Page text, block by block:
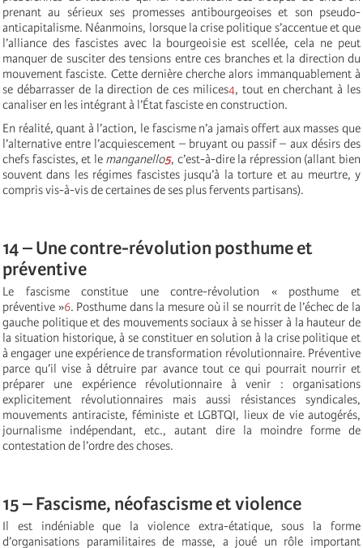
prenant au sérieux ses promesses antibourgeoises et son pseudo-
anticapitalisme. Néanmoins, lorsque la crise politique s’accentue et que
l’alliance des fascistes avec la bourgeoisie est scellée, cela ne peut
manquer de susciter des tensions entre ces branches et la direction du
mouvement fasciste. Cette dernière cherche alors immanquablement à
se débarrasser de la direction de ces milices4, tout en cherchant à les
canaliser en les intégrant à l’État fasciste en construction.
En réalité, quant à l’action, le fascisme n’a jamais offert aux masses que
l’alternative entre l’acquiescement – bruyant ou passif – aux désirs des
chefs fascistes, et le manganello5, c’est-à-dire la répression (allant bien
souvent dans les régimes fascistes jusqu’à la torture et au meurtre, y
compris vis-à-vis de certaines de ses plus fervents partisans).
14 – Une contre-révolution posthume et
préventive
Le fascisme constitue une contre-révolution « posthume et
préventive »6. Posthume dans la mesure où il se nourrit de l’échec de la
gauche politique et des mouvements sociaux à se hisser à la hauteur de
la situation historique, à se constituer en solution à la crise politique et
à engager une expérience de transformation révolutionnaire. Préventive
parce qu’il vise à détruire par avance tout ce qui pourrait nourrir et
préparer une expérience révolutionnaire à venir : organisations
explicitement révolutionnaires mais aussi résistances syndicales,
mouvements antiraciste, féministe et LGBTQI, lieux de vie autogérés,
journalisme indépendant, etc., autant dire la moindre forme de
contestation de l’ordre des choses.
15 – Fascisme, néofascisme et violence
Il est indéniable que la violence extra-étatique, sous la forme
d’organisations paramilitaires de masse, a joué un rôle important